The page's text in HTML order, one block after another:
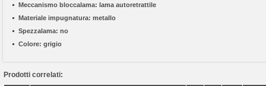
Meccanismo bloccalama: lama autoretrattile
Materiale impugnatura: metallo
Spezzalama: no
Colore: grigio
Prodotti correlati: